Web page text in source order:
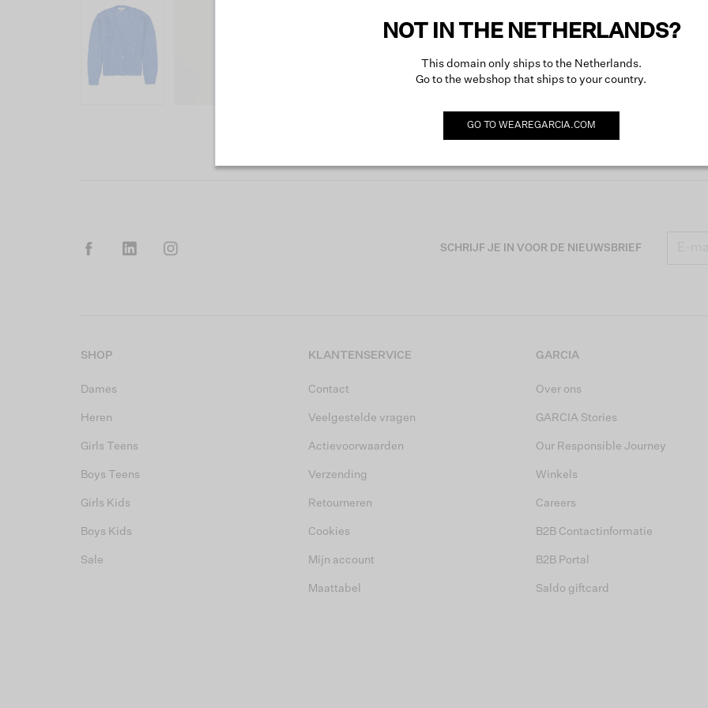
SCHRIJF JE IN VOOR DE NIEUWSBRIEF
SHOP
Dames
Heren
Girls Teens
Boys Teens
Girls Kids
Boys Kids
Sale
KLANTENSERVICE
Contact
Veelgestelde vragen
Actievoorwaarden
Verzending
Retourneren
Cookies
Mijn account
Maattabel
GARCIA
Over ons
GARCIA Stories
Our Responsible Journey
Winkels
Careers
B2B Contactinformatie
B2B Portal
Saldo giftcard
NOT IN THE NETHERLANDS?
This domain only ships to the Netherlands.
Go to the webshop that ships to your country.
GO TO WEAREGARCIA.COM